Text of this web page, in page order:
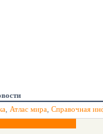
Атлас мира Справочная